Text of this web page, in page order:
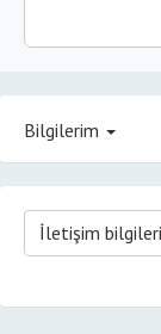
Bilgilerim
İletişim